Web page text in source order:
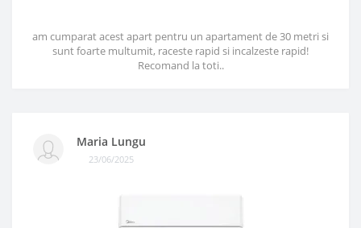
am cumparat acest apart pentru un apartament de 30 metri si
sunt foarte multumit, raceste rapid si incalzeste rapid!
Recomand la toti..
Maria Lungu
23/06/2025